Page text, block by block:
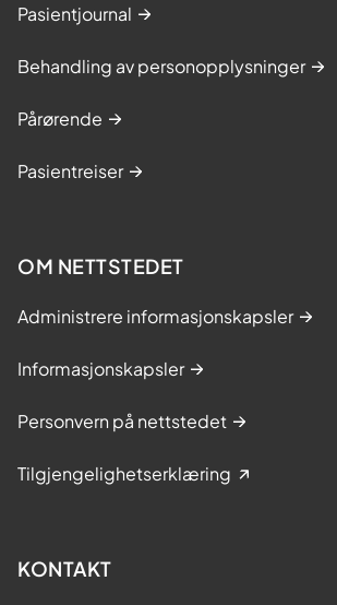
Pasientjournal
Behandling av personopplysninger
Pårørende
Pasientreiser
OM NETTSTEDET
Administrere informasjonskapsler
Informasjonskapsler
Personvern på nettstedet
Tilgjengelighetserklæring
KONTAKT